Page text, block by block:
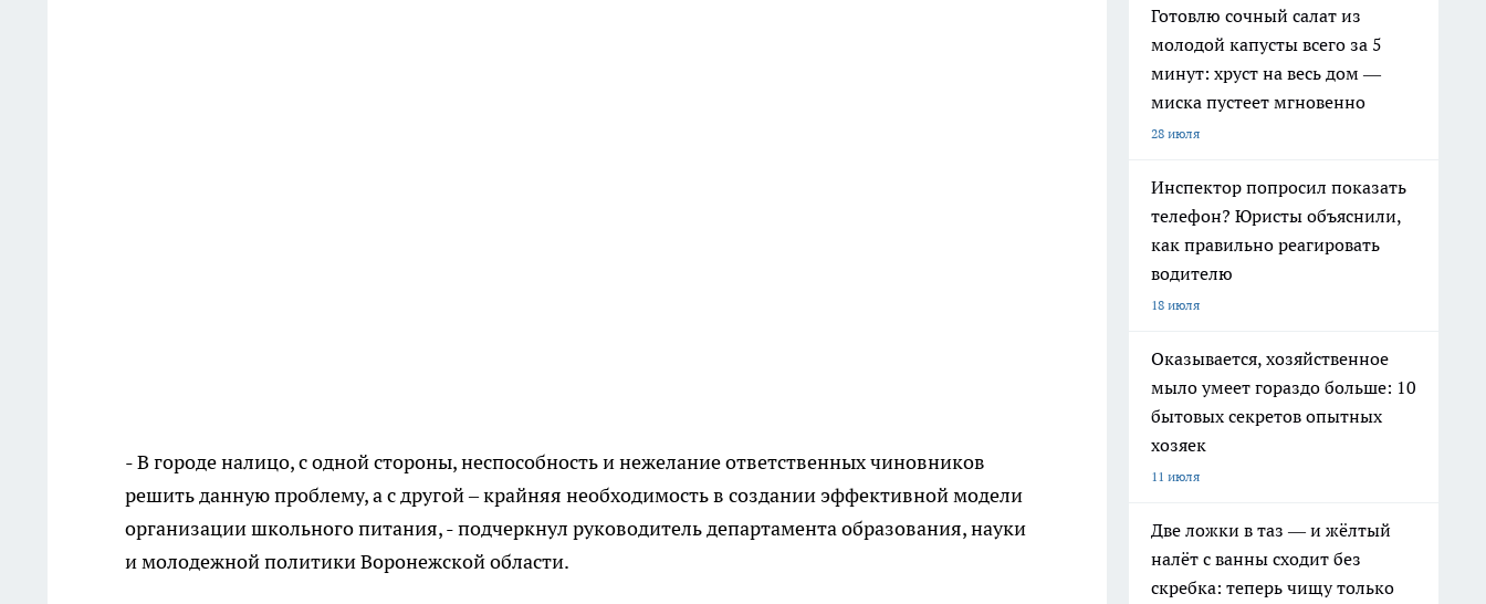
- В городе налицо, с одной стороны, неспособность и нежелание ответственных чиновников
решить данную проблему, а с другой – крайняя необходимость в создании эффективной модели
организации школьного питания, - подчеркнул руководитель департамента образования, науки
и молодежной политики Воронежской области.
Готовлю сочный салат из
молодой капусты всего за 5
минут: хруст на весь дом —
миска пустеет мгновенно
28 июля
Инспектор попросил показать
телефон? Юристы объяснили,
как правильно реагировать
водителю
18 июля
Оказывается, хозяйственное
мыло умеет гораздо больше: 10
бытовых секретов опытных
хозяек
11 июля
Две ложки в таз — и жёлтый
налёт с ванны сходит без
скребка: теперь чищу только